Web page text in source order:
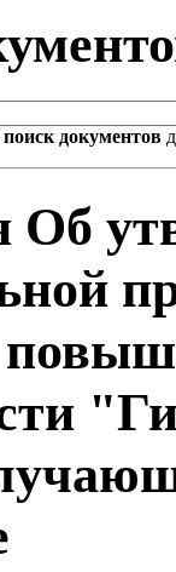
документов
Об